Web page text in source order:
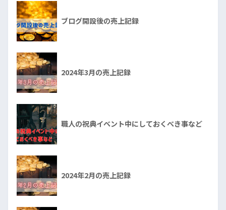
ブログ開設後の売上記録
2024年3月の売上記録
職人の祝典イベント中にしておくべき事など
2024年2月の売上記録